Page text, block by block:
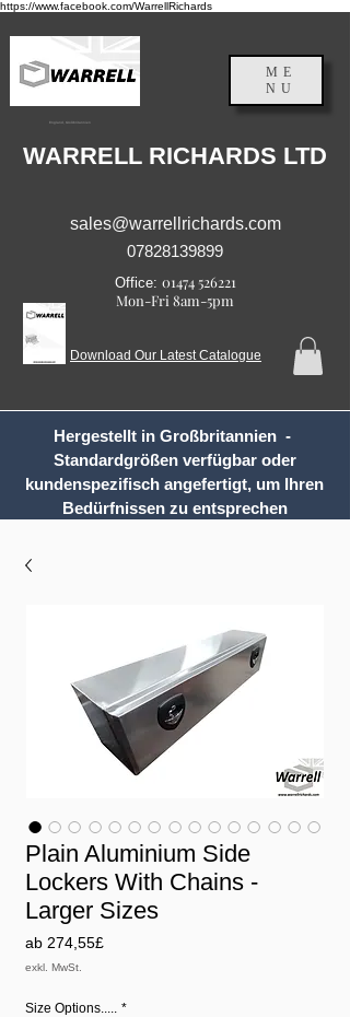
https://www.facebook.com/WarrellRichards
England, Großbritannien
ME
NU
WARRELL RICHARDS LTD
sales@warrellrichards.com
07828139899
Office: 01474 526221
Mon-Fri 8am-5pm
Download Our Latest Catalogue
Hergestellt in Großbritannien -
Standardgrößen verfügbar oder
kundenspezifisch angefertigt, um Ihren
Bedürfnissen zu entsprechen
Plain Aluminium Side
Lockers With Chains -
Larger Sizes
ab 274,55£
exkl. MwSt.
Size Options..... *